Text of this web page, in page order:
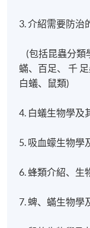
3.介紹需要防治
(包括昆蟲分類
蟎、百足、 千
白蟻、鼠類)
4. 白蟻生物學及
5. 吸血蠓生物學
6. 蜂類介紹、生
7. 蜱、蟎生物學